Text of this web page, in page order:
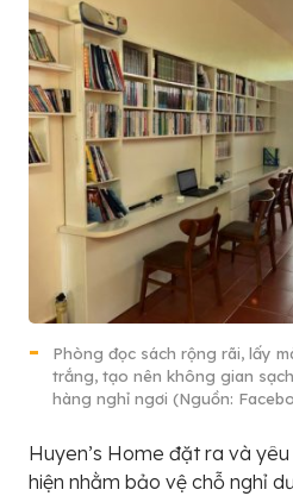
Phòng đọc sách rộng rãi, lấy
trắng, tạo nên không gian
hàng nghỉ ngơi (Nguồn:
Huyen’s Home đặt ra và
hiện nhằm bảo vệ chỗ nghỉ